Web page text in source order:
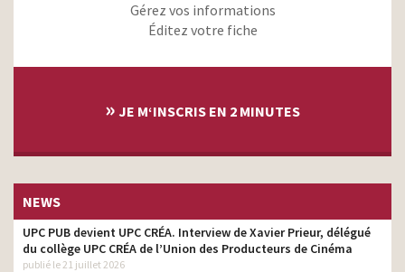
Gérez vos informations
Éditez votre fiche
» JE M‘INSCRIS EN 2 MINUTES
NEWS
UPC PUB devient UPC CRÉA. Interview de Xavier Prieur, délégué
du collège UPC CRÉA de l’Union des Producteurs de Cinéma
publié le 21 juillet 2026